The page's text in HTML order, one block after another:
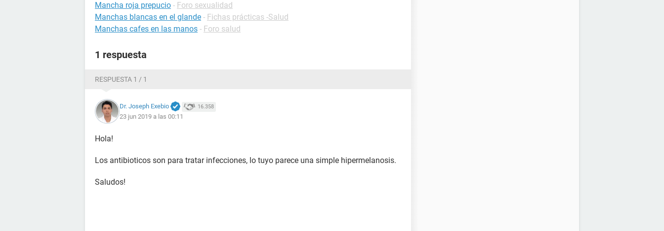
Mancha roja prepucio - Foro sexualidad
Manchas blancas en el glande - Fichas prácticas -Salud
Manchas cafes en las manos - Foro salud
1 respuesta
RESPUESTA 1 / 1
Dr. Joseph Exebio 16.358
23 jun 2019 a las 00:11
Hola!
Los antibioticos son para tratar infecciones, lo tuyo parece una simple hipermelanosis.
Saludos!